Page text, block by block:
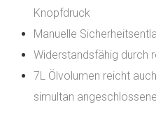
Knopfdruck
Manuelle
Widerstandsfähig durch
7L Ölvolumen reicht
simultan